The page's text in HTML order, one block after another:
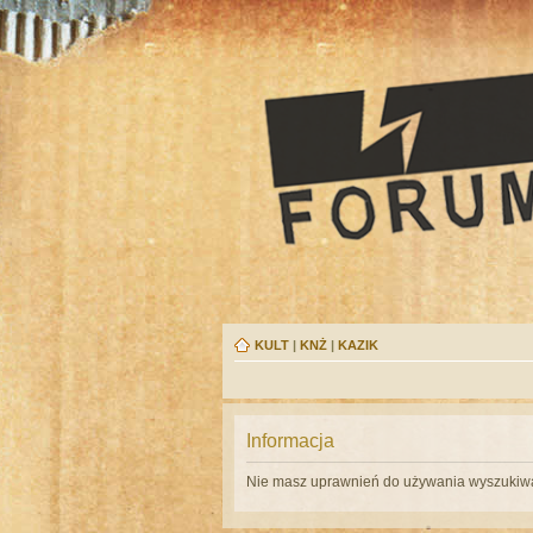
KULT | KNŻ | KAZIK
Informacja
Nie masz uprawnień do używania